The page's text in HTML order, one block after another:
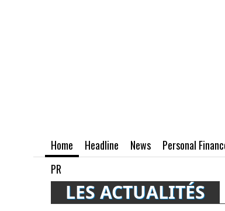
Home Headline News Personal
PR
LES ACTUALITÉS